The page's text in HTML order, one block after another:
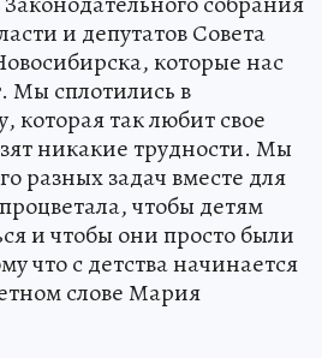
и депутатов Совета
которые нас
Мы сплотились в
так любит свое
никакие трудности. Мы
разных задач вместе для
чтобы детям
и чтобы они просто были
что с детства начинается
слове Мария